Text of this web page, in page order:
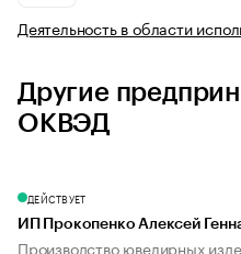
Деятельность в области
Другие
ОКВЭД
ДЕЙСТВУЕТ
ИП Прокопенко Алексей
Производство ювелирных